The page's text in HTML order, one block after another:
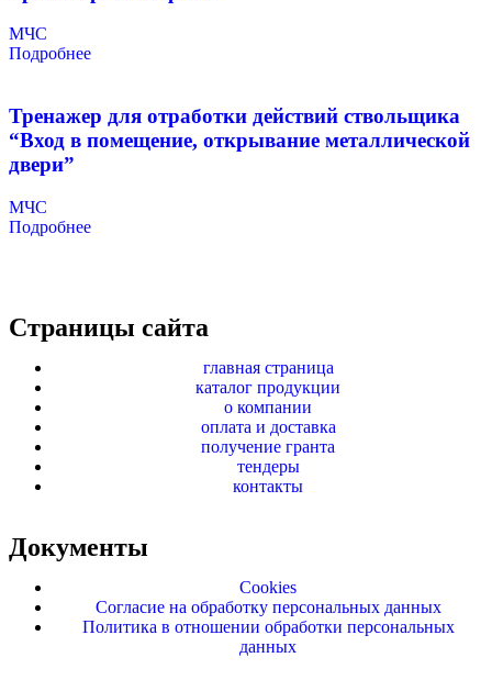
МЧС
Подробнее
Тренажер для отработки действий ствольщика
“Вход в помещение, открывание металлической
двери”
МЧС
Подробнее
Страницы сайта
главная страница
каталог продукции
о компании
оплата и доставка
получение гранта
тендеры
контакты
Документы
Cookies
Согласие на обработку персональных данных
Политика в отношении обработки персональных
данных